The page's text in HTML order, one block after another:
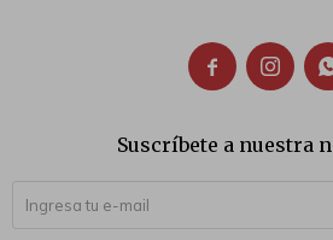
 
Suscríbete a nuestra